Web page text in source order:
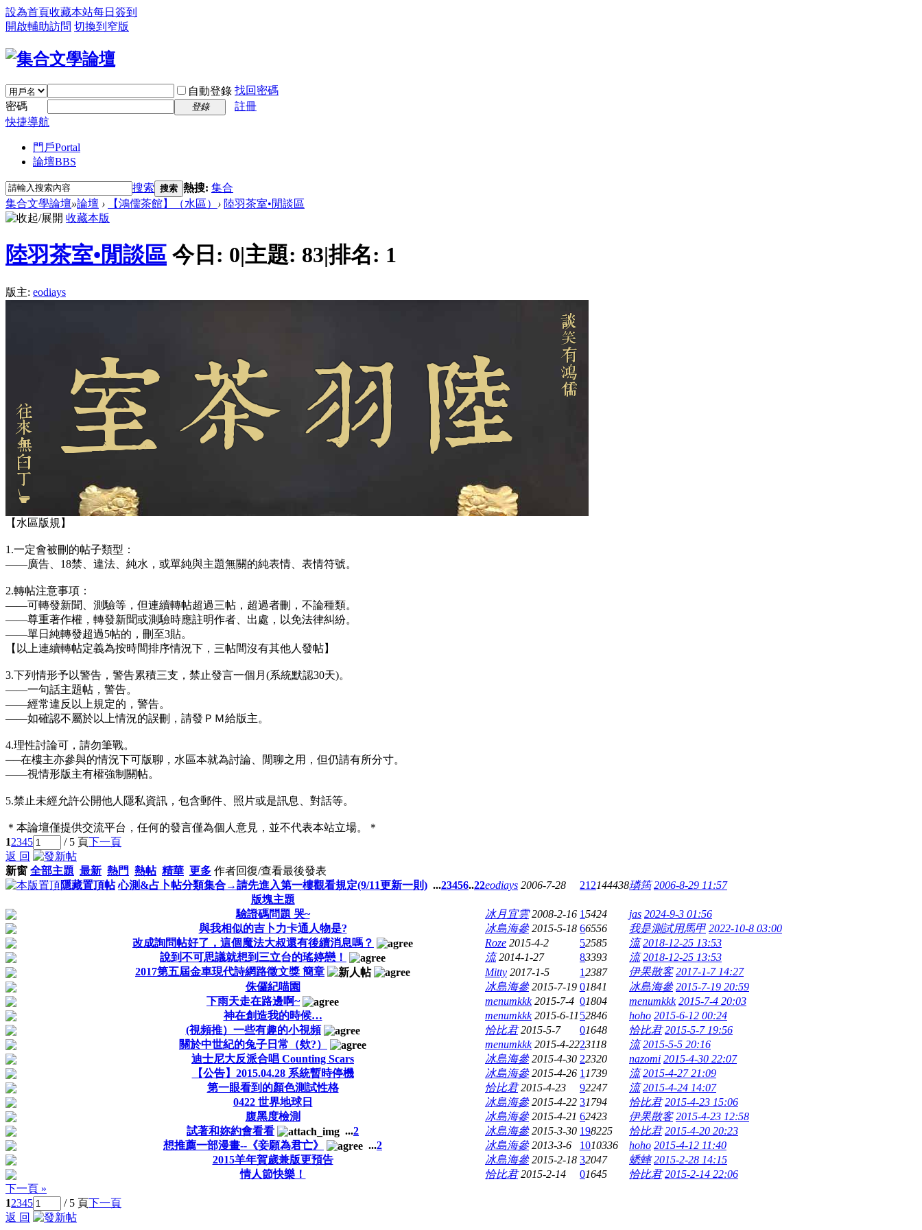
設為首頁收藏本站每日簽到
開啟輔助訪問 切換到窄版
自動登錄 找回密碼
密碼
登錄
註冊
快捷導航
門戶Portal
論壇BBS
搜索 搜索 熱搜: 集合
集合文學論壇»論壇 › 【鴻儒茶館】（水區） › 陸羽茶室•閒談區
收藏本版
陸羽茶室•閒談區 今日: 0|主題: 83|排名: 1
版主: eodiays
【水區版規】
1.一定會被刪的帖子類型：
——廣告、18禁、違法、純水，或單純與主題無關的純表情、表情符號。
2.轉帖注意事項：
——可轉發新聞、測驗等，但連續轉帖超過三帖，超過者刪，不論種類。
——尊重著作權，轉發新聞或測驗時應註明作者、出處，以免法律糾紛。
——單日純轉發超過5帖的，刪至3貼。
【以上連續轉帖定義為按時間排序情況下，三帖間沒有其他人發帖】
3.下列情形予以警告，警告累積三支，禁止發言一個月(系統默認30天)。
——一句話主題帖，警告。
——經常違反以上規定的，警告。
——如確認不屬於以上情況的誤刪，請發ＰＭ給版主。
4.理性討論可，請勿筆戰。
──在樓主亦參與的情況下可版聊，水區本就為討論、閒聊之用，但仍請有所分寸。
——視情形版主有權強制關帖。
5.禁止未經允許公開他人隱私資訊，包含郵件、照片或是訊息、對話等。
＊本論壇僅提供交流平台，任何的發言僅為個人意見，並不代表本站立場。＊
12345 / 5 頁下一頁
返 回
新窗 全部主題 最新 熱門 熱帖 精華 更多 作者回復/查看最後發表
隱藏置頂帖 心測&占卜帖分類集合→請先進入第一樓觀看規定(9/11更新一則) ...23456..22eodiays 2006-7-28 212144438璘筠 2006-8-29 11:57
版塊主題
驗證碼問題 哭~
冰月宜雲 2008-2-16 15424 jas 2024-9-3 01:56
與我相似的吉卜力卡通人物是?
冰島海參 2015-5-18 66556 我是測試用馬甲 2022-10-8 03:00
改成詢問帖好了，這個魔法大叔還有後續消息嗎？
Roze 2015-4-2 52585 流 2018-12-25 13:53
說到不可思議就想到三立台的瑤婷戀！
流 2014-1-27 83393 流 2018-12-25 13:53
2017第五屆金車現代詩網路徵文獎 簡章
Mitty 2017-1-5 12387 伊果散客 2017-1-7 14:27
侏儸紀喵園
冰島海參 2015-7-19 01841 冰島海參 2015-7-19 20:59
下雨天走在路邊啊~
menumkkk 2015-7-4 01804 menumkkk 2015-7-4 20:03
神在創造我的時候…
menumkkk 2015-6-11 52846 hoho 2015-6-12 00:24
(視頻推）一些有趣的小視頻
恰比君 2015-5-7 01648 恰比君 2015-5-7 19:56
關於中世紀的兔子日常（欸?）
menumkkk 2015-4-2223118 流 2015-5-5 20:16
迪士尼大反派合唱 Counting Scars
冰島海參 2015-4-30 22320 nazomi 2015-4-30 22:07
【公告】2015.04.28 系統暫時停機
冰島海參 2015-4-26 1 1739 流 2015-4-27 21:09
第一眼看到的顏色測試性格
恰比君 2015-4-23 92247 流 2015-4-24 14:07
0422 世界地球日
冰島海參 2015-4-22 31794 恰比君 2015-4-23 15:06
腹黑度檢測
冰島海參 2015-4-21 62423 伊果散客 2015-4-23 12:58
試著和妳約會看看
...2 冰島海參 2015-3-30 198225 恰比君 2015-4-20 20:23
想推薦一部漫畫--《妾願為君亡》
...2 冰島海參 2013-3-6 1010336 hoho 2015-4-12 11:40
2015羊年賀歲兼版更預告
冰島海參 2015-2-18 32047 蟋蟀 2015-2-28 14:15
情人節快樂！
恰比君 2015-2-14 01645 恰比君 2015-2-14 22:06
下一頁 »
12345 / 5 頁下一頁
返 回